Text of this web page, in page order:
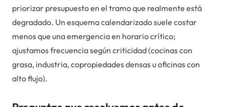
priorizar presupuesto en el tramo que realmente está
degradado. Un esquema calendarizado suele costar
menos que una emergencia en horario crítico;
ajustamos frecuencia según criticidad (cocinas con
grasa, industria, copropiedades densas u oficinas con
alto flujo).